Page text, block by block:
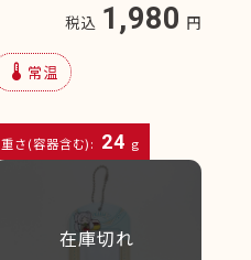
税込 1,980 円
device_thermostat 常温
重さ(容器含む): 24 g
在庫切れ